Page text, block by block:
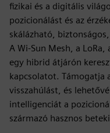
fizikai és a digitális
pozicionálást és az
skálázható,
A Wi-Sun Mesh, a
egy hibrid átjárón
kapcsolatot. Támogatja
visszahúlást, és
intelligenciát a
származó hasznos